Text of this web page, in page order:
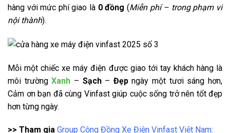
hàng với mức phí giao là 0 đồng (Miễn phí – trong phạm vi
nội thành).
Mỗi một chiếc xe máy điện được giao tới tay khách hàng là
môi trườngXanh – Sạch– Đẹpngày một tươi sáng hơn,
Cảm ơn bạn đã cùng Vinfast giúp cuộc sống trở nên tốt đẹp
hơn từng ngày.
>> Tham gia Group Cộng Đồng Xe Điện Vinfast Việt Nam: